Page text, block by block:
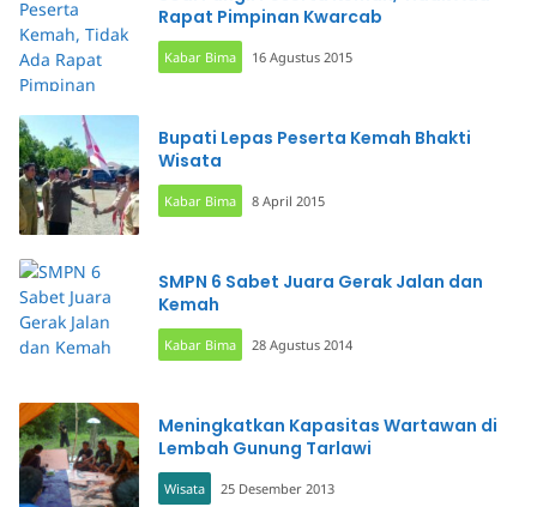
Rapat Pimpinan Kwarcab
Kabar Bima 16 Agustus 2015
Bupati Lepas Peserta Kemah Bhakti
Wisata
Kabar Bima 8 April 2015
SMPN 6 Sabet Juara Gerak Jalan dan
Kemah
Kabar Bima 28 Agustus 2014
Meningkatkan Kapasitas Wartawan di
Lembah Gunung Tarlawi
Wisata 25 Desember 2013